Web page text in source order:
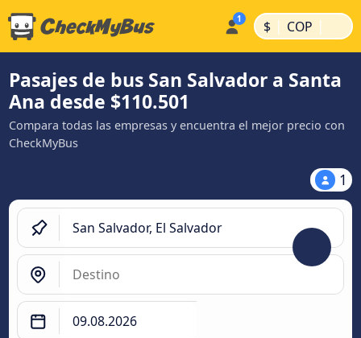
$ | COP |
Pasajes de bus San Salvador a Santa
Ana desde $110.501
Compara todas las empresas y encuentra el mejor precio con
CheckMyBus
1